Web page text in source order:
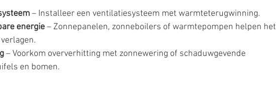
– Installeer een ventilatiesysteem met warmteterugwinning.
energie – Zonnepanelen, zonneboilers of warmtepompen helpen het
– Voorkom oververhitting met zonnewering of schaduwgevende
en bomen.